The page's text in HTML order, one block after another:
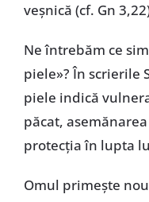
veșnică (cf. Gn
Ne întrebăm ce
piele»? În scrierile
piele indică
păcat,
protecția în lupta
Omul primește